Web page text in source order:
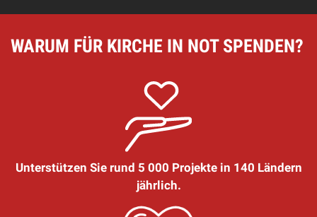
WARUM FÜR KIRCHE IN NOT SPENDEN?
Unterstützen Sie rund 5 000 Projekte in 140 Ländern
jährlich.